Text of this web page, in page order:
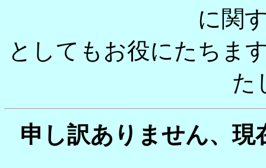
に関
としてもお役にたちま
た
申し訳ありません、